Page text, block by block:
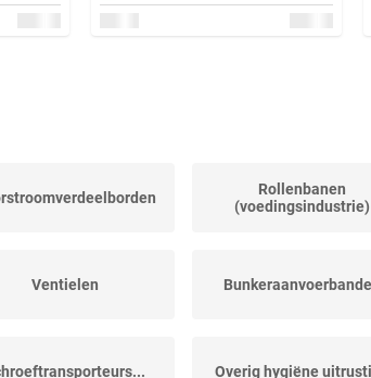
Rollenbanen
(voedingsindustrie)
Ventielen
Overig hygiëne